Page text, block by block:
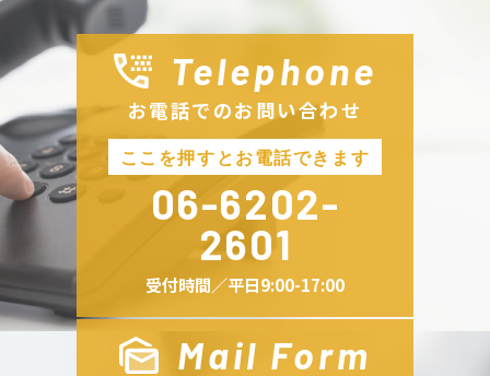
Telephone
お電話でのお問い合わせ
06-6202-
2601
受付時間／平日9:00-17:00
Mail Form